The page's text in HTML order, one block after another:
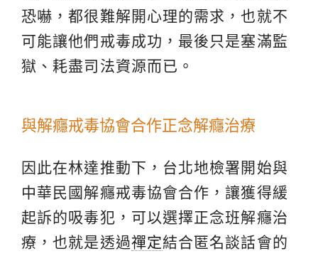
恐嚇，都很難解開心理的需求，也就不
可能讓他們戒毒成功，最後只是塞滿監
獄、耗盡司法資源而已。
與解癮戒毒協會合作正念解癮治療
因此在林達推動下，台北地檢署開始與
中華民國解癮戒毒協會合作，讓獲得緩
起訴的吸毒犯，可以選擇正念班解癮治
療，也就是透過禪定結合匿名談話會的